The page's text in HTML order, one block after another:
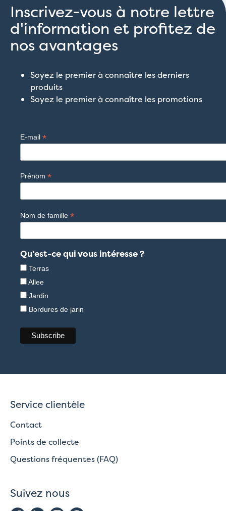
Inscrivez-vous à notre lettre
d'information et profitez de
nos avantages
Soyez le premier à connaître les derniers
produits
Soyez le premier à connaître les promotions
E-mail *
Prénom *
Nom de famille *
Qu'est-ce qui vous intéresse ?
Terras
Allee
Jardin
Bordures de jarin
Service clientèle
Contact
Points de collecte
Questions fréquentes (FAQ)
Suivez nous